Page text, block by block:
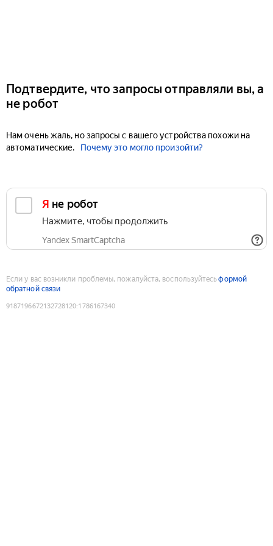
Подтвердите, что запросы отправляли вы, а
не робот
Нам очень жаль, но запросы с вашего устройства похожи на
автоматические.
Почему это могло произойти?
Я не робот
Нажмите, чтобы продолжить
Yandex SmartCaptcha
Если у вас возникли проблемы, пожалуйста, воспользуйтесьформой
обратной связи
9187196672132728120:1786167340